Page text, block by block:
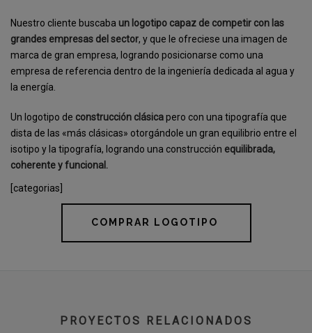
Nuestro cliente buscaba un logotipo capaz de competir con las
grandes empresas del sector, y que le ofreciese una imagen de
marca de gran empresa, logrando posicionarse como una
empresa de referencia dentro de la ingeniería dedicada al agua y
la energía.
Un logotipo de construcción clásicapero con una tipografía que
dista de las «más clásicas» otorgándole un gran equilibrio entre el
isotipo y la tipografía, logrando una construcción equilibrada,
coherente y funcional.
[categorias]
COMPRAR LOGOTIPO
PROYECTOS RELACIONADOS